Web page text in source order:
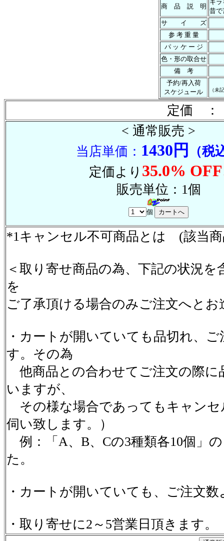
商 品 説 明
キ
昔で
サ イ ズ
参 考 重 量
パ ッ ケ ー ジ
色・形の取合せ
備 考
予約/再入荷
スケジュール
（未
定価 ：
< 通常販売 >
当店単価： 1430円
（税
定価より 35.0%
販売単位：1個
個
*1キャンセル不可商品とは (該当
＜取り寄せ商品の為、下記の状況
を
ご了承頂ける場合のみご注文へとお
・カートが開いていても品切れ、
す。その為
他商品との合わせてご注文の際に
いますが、
その様な場合であってもキャンセ
伺い致します。）
例：「A、B、Cの3種類各10個」
た。
・カートが開いていても、ご注文
・取り寄せに2～5営業日頂きます。